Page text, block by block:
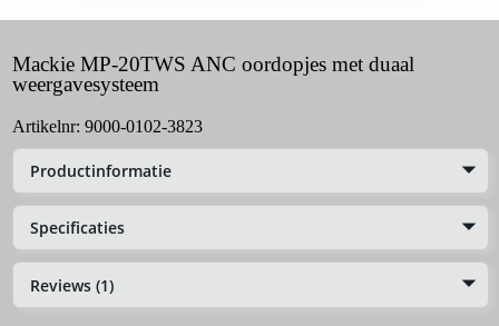
Mackie MP-20TWS ANC oordopjes met duaal
weergavesysteem
Artikelnr: 9000-0102-3823
Productinformatie
Specificaties
Reviews (1)